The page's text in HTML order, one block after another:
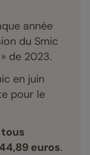
année
du Smic
de 2023.
en juin
pour le
euros.